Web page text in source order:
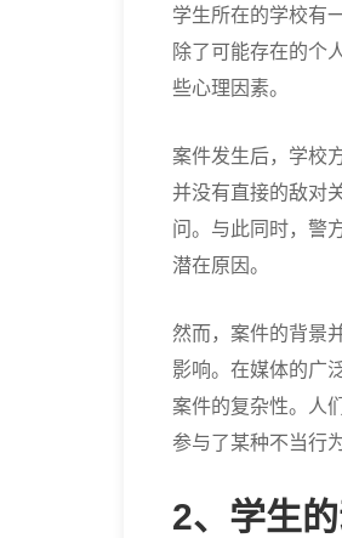
学生所在的学校有
除了可能存在的个
些心理因素。
案件发生后，学校
并没有直接的敌对
问。与此同时，警
潜在原因。
然而，案件的背景
影响。在媒体的广
案件的复杂性。人
参与了某种不当行
2、学生